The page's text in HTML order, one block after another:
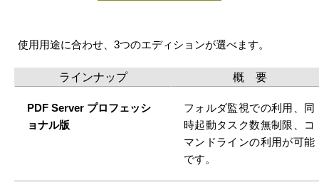
使用用途に合わせ、3つのエディションが選べます。
ラインナップ 概 要
PDF Server プロフェッシ
ョナル版
フォルダ監視での利用、同
時起動タスク数無制限、コ
マンドラインの利用が可能
です。